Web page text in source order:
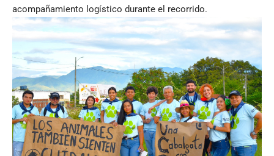
acompañamiento logístico durante el recorrido.